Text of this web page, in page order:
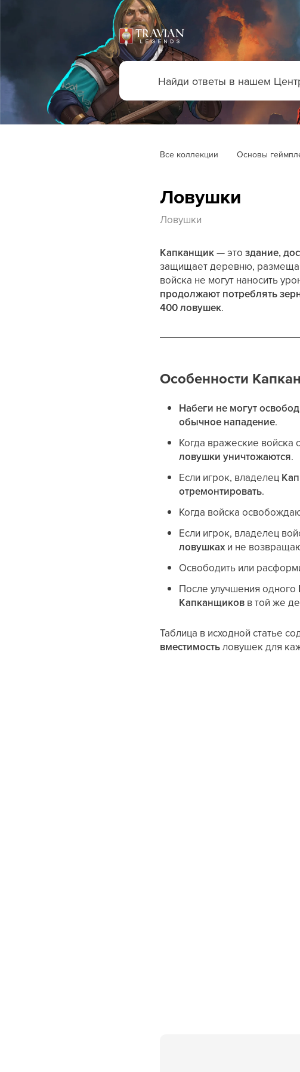
Все коллекции Основы
Ловушки
Ловушки
Капканщик— этоздание,
защищает деревню,
войска не могут наносить
продолжают потреблять
400 ловушек.
Особенности
Набеги не могут
обычное нападение.
Когда вражеские войска
ловушки уничтожаются.
Если игрок, владелец
отремонтировать.
Когда войска
Если игрок, владелец
ловушках и не
Освободить или
После улучшения одного
Капканщиков в той же
Таблица в исходной статье
вместимостьловушек для